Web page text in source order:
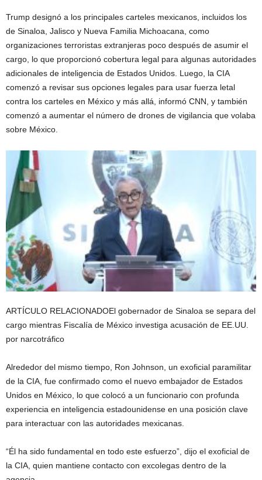
Trump designó a los principales carteles mexicanos, incluidos los
de Sinaloa, Jalisco y Nueva Familia Michoacana, como
organizaciones terroristas extranjeras poco después de asumir el
cargo, lo que proporcionó cobertura legal para algunas autoridades
adicionales de inteligencia de Estados Unidos. Luego, la CIA
comenzó a revisar sus opciones legales para usar fuerza letal
contra los carteles en México y más allá, informó CNN, y también
comenzó a aumentar el número de drones de vigilancia que volaba
sobre México.
ARTÍCULO RELACIONADOEl gobernador de Sinaloa se separa del
cargo mientras Fiscalía de México investiga acusación de EE.UU.
por narcotráfico
Alrededor del mismo tiempo, Ron Johnson, un exoficial paramilitar
de la CIA, fue confirmado como el nuevo embajador de Estados
Unidos en México, lo que colocó a un funcionario con profunda
experiencia en inteligencia estadounidense en una posición clave
para interactuar con las autoridades mexicanas.
“Él ha sido fundamental en todo este esfuerzo”, dijo el exoficial de
la CIA, quien mantiene contacto con excolegas dentro de la